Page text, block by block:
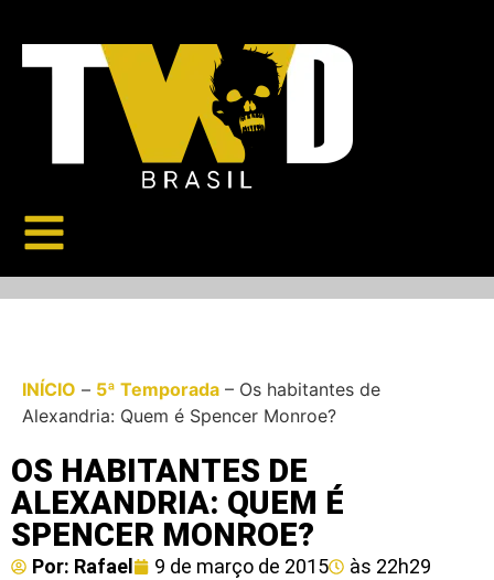
INÍCIO – 5ª Temporada – Os habitantes de
Alexandria: Quem é Spencer Monroe?
OS HABITANTES DE
ALEXANDRIA: QUEM É
SPENCER MONROE?
Por: Rafael 9 de março de 2015 às 22h29